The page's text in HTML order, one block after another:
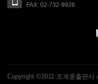
FAX: 02-732-9926
Copyright ©2011 조계종출판사